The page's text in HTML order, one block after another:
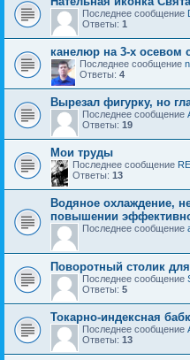
Последнее сообщение
Ответы: 1
канелюр на 3-х осевом
Последнее сообщение
Ответы: 4
Вырезал фигурку, но
Последнее сообщение
Ответы: 19
Мои труды
Последнее сообщение
Ответы: 13
Водяное охлаждение,
повышении
Последнее сообщение
Поворотный столик
Последнее сообщение
Ответы: 5
Токарно-индексная
Последнее сообщение
Ответы: 13